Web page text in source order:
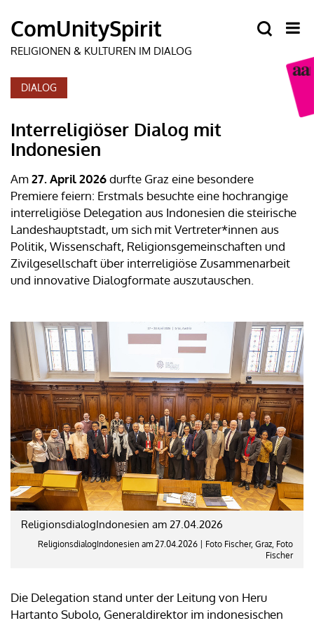
DIALOG
Interreligiöser Dialog mit
Indonesien
Am27. April 2026durfte Graz eine besondere
Premiere feiern: Erstmals besuchte eine hochrangige
interreligiöse Delegation aus Indonesien die steirische
Landeshauptstadt, um sich mit Vertreter*innen aus
Politik, Wissenschaft, Religionsgemeinschaften und
Zivilgesellschaft über interreligiöse Zusammenarbeit
und innovative Dialogformate auszutauschen.
ReligionsdialogIndonesien am 27.04.2026
ReligionsdialogIndonesien am 27.04.2026 | Foto Fischer, Graz, Foto
Fischer
Die Delegation stand unter der Leitung von Heru
Hartanto Subolo, Generaldirektor im indonesischen